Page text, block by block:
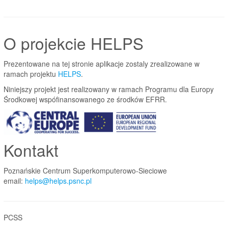
O projekcie HELPS
Prezentowane na tej stronie aplikacje zostaly zrealizowane w
ramach projektu HELPS.
Niniejszy projekt jest realizowany w ramach Programu dla Europy
Środkowej wspófinansowanego ze środków EFRR.
Kontakt
Poznańskie Centrum Superkomputerowo-Sieciowe
email: helps@helps.psnc.pl
PCSS